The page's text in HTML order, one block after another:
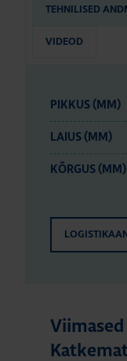
TEHNILISED
VIDEOD
PIKKUS (MM)
LAIUS (MM)
KÕRGUS (MM)